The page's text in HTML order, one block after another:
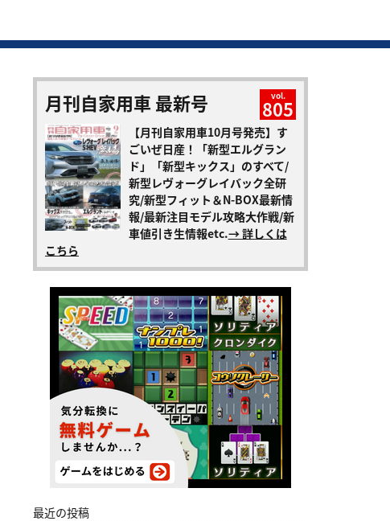
月刊自家用車 最新号 vol.
805
【月刊自家用車10月号発売】す
ごいぜ日産！「新型エルグラン
ド」「新型キックス」のすべて/
新型レヴォーグレイバック全研
究/新型フィット＆N-BOX最新情
報/最新注目モデル攻略大作戦/新
車値引き生情報etc.→ 詳しくは
こちら
最近の投稿